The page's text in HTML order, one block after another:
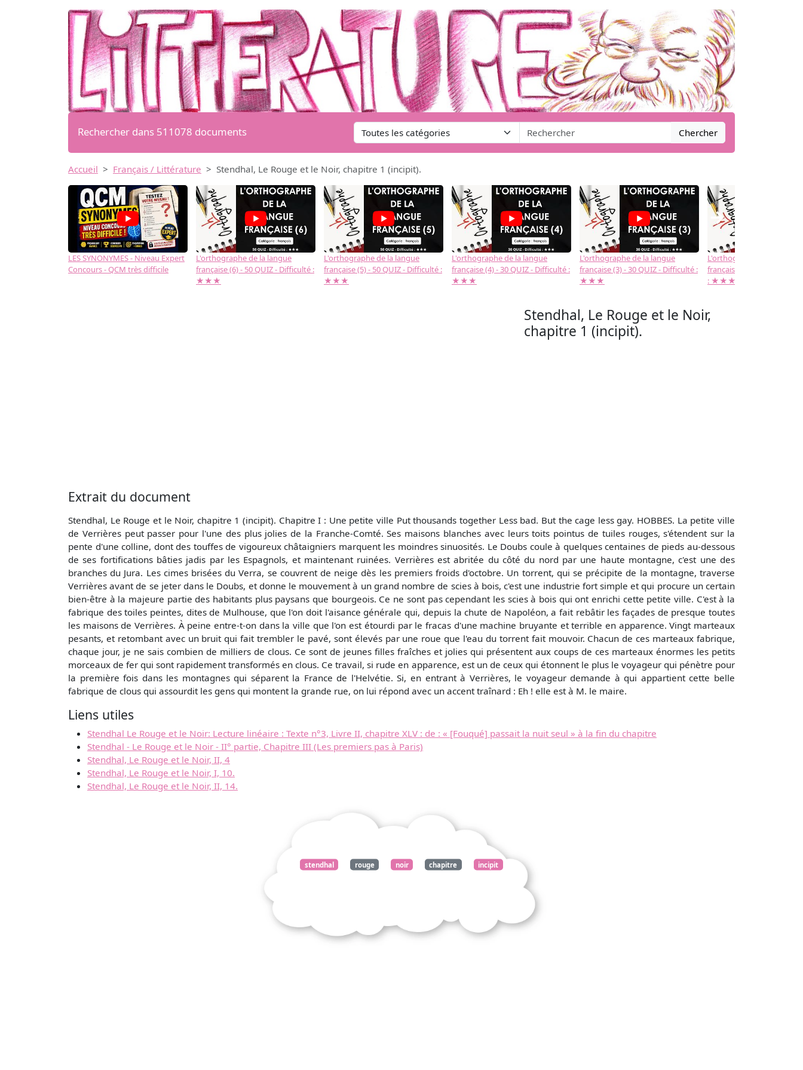
Rechercher dans 511078 documents Chercher
Accueil Français / Littérature Stendhal, Le Rouge et le Noir, chapitre 1 (incipit).
LES SYNONYMES - Niveau Expert
Concours - QCM très difficile
L'orthographe de la langue
française (6) - 50 QUIZ - Difficulté :
★★★
L'orthographe de la langue
française (5) - 50 QUIZ - Difficulté :
★★★
L'orthographe de la langue
française (4) - 30 QUIZ - Difficulté :
★★★
L'orthographe de la langue
française (3) - 30 QUIZ - Difficulté :
★★★
L'orthographe de la langue
française (2) -( 20 QUIZ -
: ★★★
→
Stendhal, Le Rouge et le Noir,
chapitre 1 (incipit).
Extrait du document
Stendhal, Le Rouge et le Noir, chapitre 1 (incipit). Chapitre I : Une petite ville Put thousands together Less bad. But the cage less gay. HOBBES. La petite ville
de Verrières peut passer pour l'une des plus jolies de la Franche-Comté. Ses maisons blanches avec leurs toits pointus de tuiles rouges, s'étendent sur la
pente d'une colline, dont des touffes de vigoureux châtaigniers marquent les moindres sinuosités. Le Doubs coule à quelques centaines de pieds au-dessous
de ses fortifications bâties jadis par les Espagnols, et maintenant ruinées. Verrières est abritée du côté du nord par une haute montagne, c'est une des
branches du Jura. Les cimes brisées du Verra, se couvrent de neige dès les premiers froids d'octobre. Un torrent, qui se précipite de la montagne, traverse
Verrières avant de se jeter dans le Doubs, et donne le mouvement à un grand nombre de scies à bois, c'est une industrie fort simple et qui procure un certain
bien-être à la majeure partie des habitants plus paysans que bourgeois. Ce ne sont pas cependant les scies à bois qui ont enrichi cette petite ville. C'est à la
fabrique des toiles peintes, dites de Mulhouse, que l'on doit l'aisance générale qui, depuis la chute de Napoléon, a fait rebâtir les façades de presque toutes
les maisons de Verrières. À peine entre-t-on dans la ville que l'on est étourdi par le fracas d'une machine bruyante et terrible en apparence. Vingt marteaux
pesants, et retombant avec un bruit qui fait trembler le pavé, sont élevés par une roue que l'eau du torrent fait mouvoir. Chacun de ces marteaux fabrique,
chaque jour, je ne sais combien de milliers de clous. Ce sont de jeunes filles fraîches et jolies qui présentent aux coups de ces marteaux énormes les petits
morceaux de fer qui sont rapidement transformés en clous. Ce travail, si rude en apparence, est un de ceux qui étonnent le plus le voyageur qui pénètre pour
la première fois dans les montagnes qui séparent la France de l'Helvétie. Si, en entrant à Verrières, le voyageur demande à qui appartient cette belle
fabrique de clous qui assourdit les gens qui montent la grande rue, on lui répond avec un accent traînard : Eh ! elle est à M. le maire.
Liens utiles
Stendhal Le Rouge et le Noir: Lecture linéaire : Texte n°3, Livre II, chapitre XLV : de : « [Fouqué] passait la nuit seul » à la fin du chapitre
Stendhal - Le Rouge et le Noir - II° partie, Chapitre III (Les premiers pas à Paris)
Stendhal, Le Rouge et le Noir, II, 4
Stendhal, Le Rouge et le Noir, I, 10.
Stendhal, Le Rouge et le Noir, II, 14.
stendhal rouge noir chapitre incipit